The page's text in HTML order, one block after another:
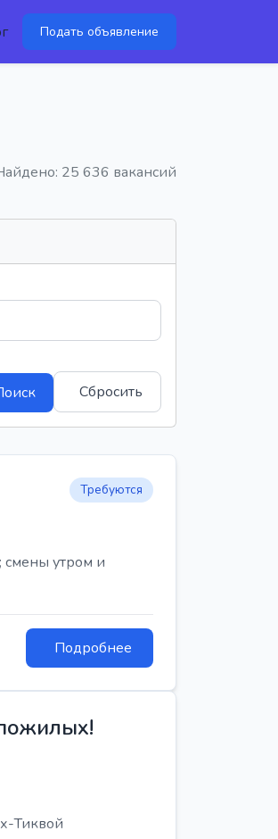
Подать объявление
25 636 вакансий
Сбросить
Требуются
смены утром и
Подробнее
Тиквой